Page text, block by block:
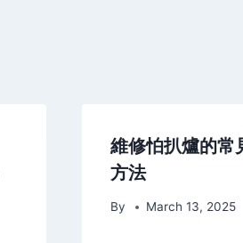
維修怕扒爐的常
方法
By March 13, 2025